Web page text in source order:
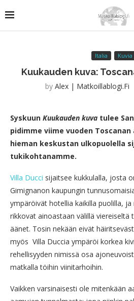
Italia Kuvia
Kuukauden kuva:
by Alex | Matkoillablogi.fi
Syskuun Kuukauden kuva tulee
pidimme viime vuoden
hieman keskustan ulkopuolella
tukikohtanamme.
Villa Ducci sijaitsee kukkulalla, josta
Gimignanon kaupungin
ympäröivät hotellia kaikilla puolilla, ja
rikkovat ainoastaan välillä
äänet. Tosin nekään eivät
myös Villa Duccia ympäröi korkea
rehellisyyden nimissä osa
matkalla töihin viinitarhoihin.
Vaikken varsinaisesti ole mitenkään